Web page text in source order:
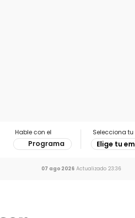
Hable con el
Programa
Selecciona
Elige tu
07 ago 2026 Actualizado 23:36